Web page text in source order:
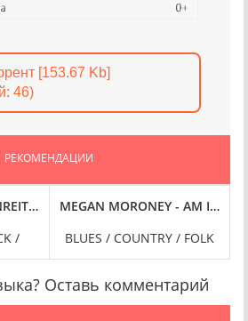
[153.67 Kb]
46)
РЕКОМЕНДАЦИИ
FLAC
DONAVON
/
MEGAN MORONEY - AM I
BLUES / COUNTRY / FOLK
Оставь комментарий